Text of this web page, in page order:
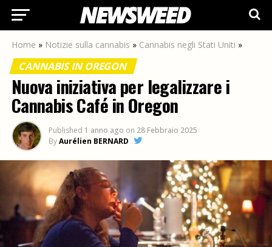
Home » Notizie sulla cannabis » Cannabis negli Stati Uniti »
CANNABIS IN OREGON
Nuova iniziativa per legalizzare i
Cannabis Café in Oregon
Published 1 anno ago on 28 Febbraio 2025
ByAurélien BERNARD